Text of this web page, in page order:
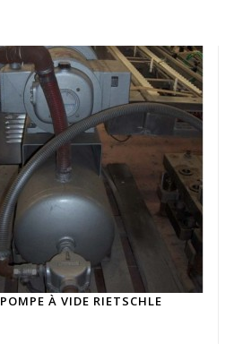
POMPE À VIDE RIETSCHLE